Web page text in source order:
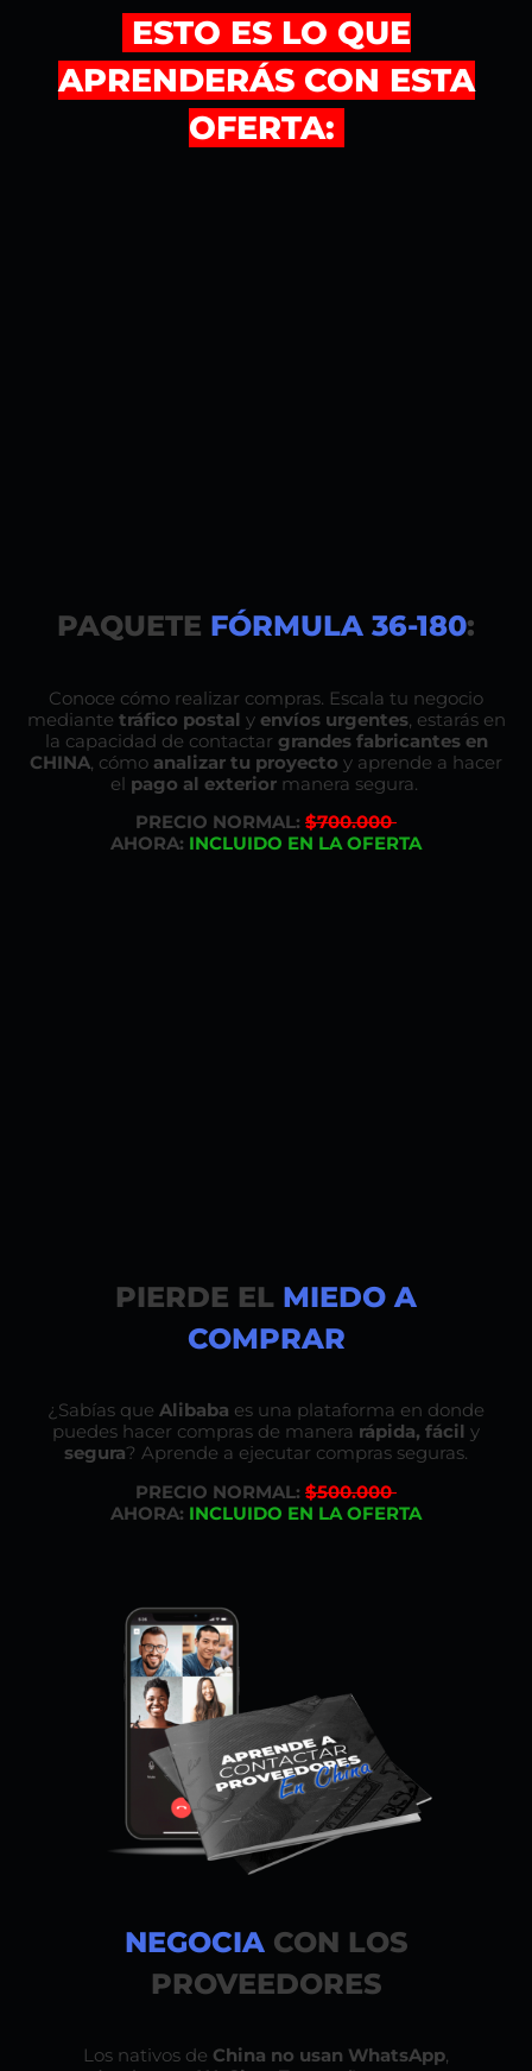
ESTO ES LO QUE
APRENDERÁS CON ESTA
OFERTA:
PAQUETE FÓRMULA 36-180:
Conoce cómo realizar compras. Escala tu negocio
mediante tráfico postal y envíos urgentes, estarás en
la capacidad de contactar grandes fabricantes en
CHINA, cómo analizar tu proyecto y aprende a hacer
el pago al exteriormanera segura.
PRECIO NORMAL: $700.000
AHORA: INCLUIDO EN LA OFERTA
PIERDE EL MIEDO A
COMPRAR
¿Sabías que Alibaba es una plataforma en donde
puedes hacer compras de manera rápida, fácil y
segura? Aprende a ejecutar compras seguras.
PRECIO NORMAL: $500.000
AHORA: INCLUIDO EN LA OFERTA
NEGOCIA CON LOS
PROVEEDORES
Los nativos de China no usan WhatsApp,